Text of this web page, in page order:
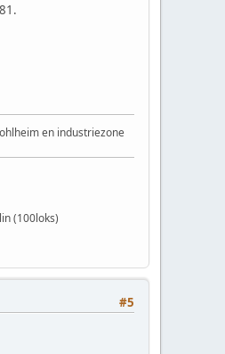
en industriezone
(100loks)
#5